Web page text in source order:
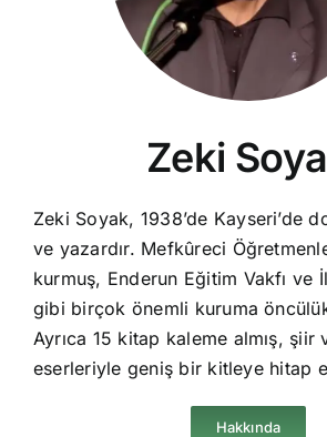
Zeki
Zeki Soyak, 1938’de Kayseri’de
ve yazardır. Mefkûreci
kurmuş, Enderun Eğitim Vakfı ve
gibi birçok önemli kuruma
Ayrıca 15 kitap kaleme almış, şiir
eserleriyle geniş bir kitleye hitap
Hakkında